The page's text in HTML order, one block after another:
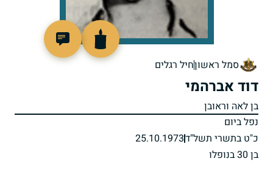
סמל ראשוןחיל רגלים
דוד אברהמי
בן לאה וראובן
נפל ביום
כ"ט בתשרי תשל"ד25.10.1973
בן 30 בנופלו